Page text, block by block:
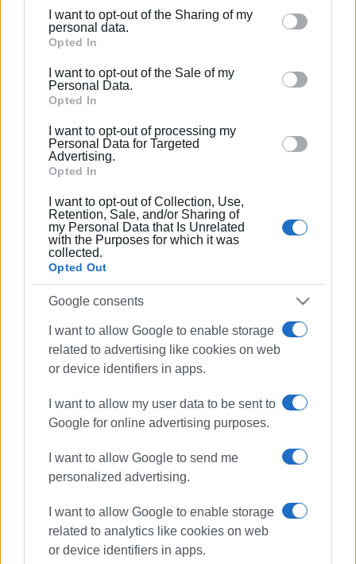
Please note that this website/app uses one or more
Google services and may gather and store information
behaviour. You may click to grant or deny consent to
Google and its third-party tags to use your data for
section.
I want to opt-out of the Sharing of my
personal data.
Opted In
I want to opt-out of the Sale of my
Personal Data.
Opted In
I want to opt-out of processing my
Personal Data for Targeted
Advertising.
Opted In
I want to opt-out of Collection, Use,
Retention, Sale, and/or Sharing of
my Personal Data that Is Unrelated
with the Purposes for which it was
collected.
Opted Out
Google consents
I want to allow Google to enable storage
related to advertising like cookies on web
or device identifiers in apps.
I want to allow my user data to be sent to
Google for online advertising purposes.
I want to allow Google to send me
personalized advertising.
I want to allow Google to enable storage
related to analytics like cookies on web
or device identifiers in apps.
Συνδρομητές στο e-paper
ΑΣΤΥΝΟΜΙΑ